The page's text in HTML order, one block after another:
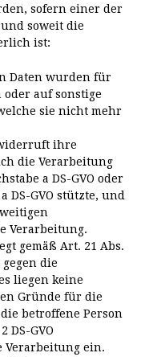
sofern einer der
soweit die
ist:
Daten wurden für
oder auf sonstige
sie nicht mehr
ihre
die Verarbeitung
a DS-GVO oder
DS-GVO stützte, und
Verarbeitung.
gemäß Art. 21 Abs.
gegen die
liegen keine
Gründe für die
betroffene Person
DS-GVO
Verarbeitung ein.